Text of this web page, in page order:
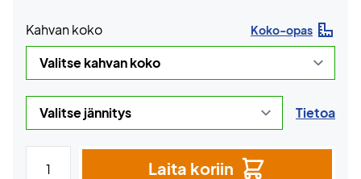
Kahvan koko Koko-opas
Tietoa
Laita koriin